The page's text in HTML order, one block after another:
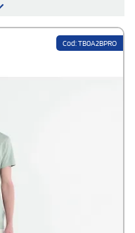
o sul palco. Dai pantaloni
Uno dei valori chiave di
al design, il volontariato,
a contribuire a colmare il
Cod: TB0A2BPRO